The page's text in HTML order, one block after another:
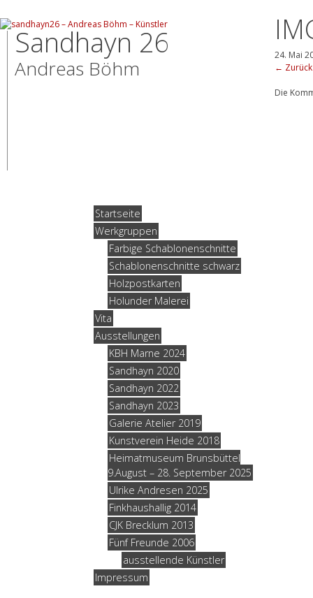
Sandhayn 26
Andreas Böhm
Startseite
Werkgruppen
Farbige Schablonenschnitte
Schablonenschnitte schwarz
Holzpostkarten
Holunder Malerei
Vita
Ausstellungen
KBH Marne 2024
Sandhayn 2020
Sandhayn 2022
Sandhayn 2023
Galerie Atelier 2019
Kunstverein Heide 2018
Heimatmuseum Brunsbüttel
9.August – 28. September 2025
Ulrike Andresen 2025
Finkhaushallig 2014
CJK Brecklum 2013
Fünf Freunde 2006
ausstellende Künstler
Impressum
24. Mai
← Zurück
Die